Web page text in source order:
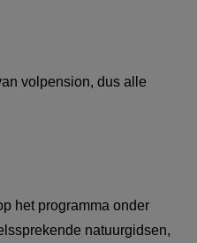
hoofdlijnen geïnteresseerd
wenst u de reis te
met een andere
rekening houdend
volpension, dus alle
het programma onder
natuurgidsen,